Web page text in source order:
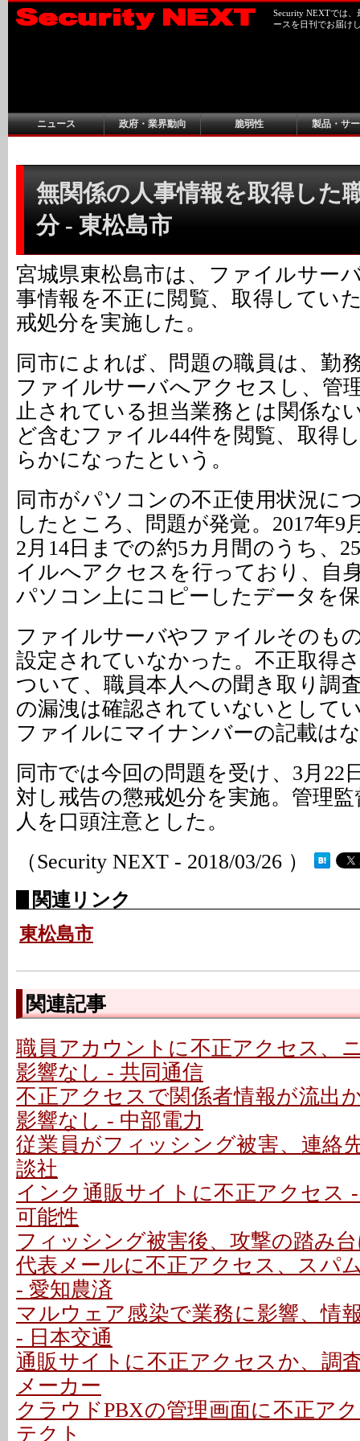
Security NEXTでは
ースを日刊でお届け
ニュース 政府・業界動向 脆弱性 製品・サ
無関係の人事情報を取得した
分 - 東松島市
宮城県東松島市は、ファイルサー
事情報を不正に閲覧、取得してい
戒処分を実施した。
同市によれば、問題の職員は、勤
ファイルサーバへアクセスし、管
止されている担当業務とは関係な
ど含むファイル44件を閲覧、取得
らかになったという。
同市がパソコンの不正使用状況に
したところ、問題が発覚。2017年9
2月14日までの約5カ月間のうち、
イルへアクセスを行っており、自
パソコン上にコピーしたデータを
ファイルサーバやファイルそのも
設定されていなかった。不正取得
ついて、職員本人への聞き取り調
の漏洩は確認されていないとして
ファイルにマイナンバーの記載は
同市では今回の問題を受け、3月22
対し戒告の懲戒処分を実施。管理
人を口頭注意とした。
（Security NEXT - 2018/03/26 ）
関連リンク
東松島市
関連記事
職員アカウントに不正アクセス、
影響なし - 共同通信
不正アクセスで関係者情報が流出
影響なし - 中部電力
従業員がフィッシング被害、連絡
談社
インク通販サイトに不正アクセス
可能性
フィッシング被害後、攻撃の踏み
代表メールに不正アクセス、スパ
- 愛知農済
マルウェア感染で業務に影響、情
- 日本交通
通販サイトに不正アクセスか、調
メーカー
クラウドPBXの管理画面に不正ア
テクト